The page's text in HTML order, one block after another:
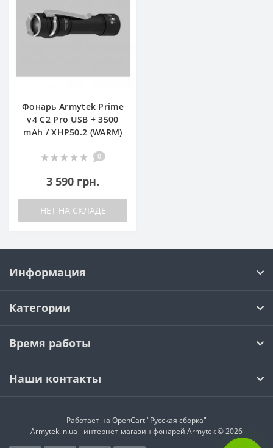
Фонарь Armytek Prime
v4 C2 Pro USB + 3500
mAh / XHP50.2 (WARM)
0
3 590 грн.
НЕТ НА СКЛАДЕ
Информация
Категории
Время работы
Наши контакты
Работает на OpenCart "Русская сборка"
Armytek.in.ua - интернет-магазин фонарей Armytek © 2026